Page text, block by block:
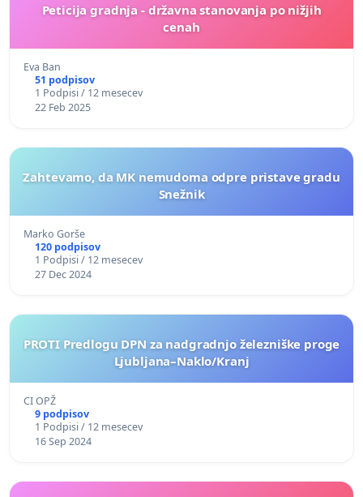
Peticija gradnja - državna stanovanja po nižjih
cenah
Eva Ban
51 podpisov
1 Podpisi / 12 mesecev
22 Feb 2025
Zahtevamo, da MK nemudoma odpre pristave gradu
Snežnik
Marko Gorše
120 podpisov
1 Podpisi / 12 mesecev
27 Dec 2024
PROTI Predlogu DPN za nadgradnjo železniške proge
Ljubljana–Naklo/Kranj
CI OPŽ
9 podpisov
1 Podpisi / 12 mesecev
16 Sep 2024